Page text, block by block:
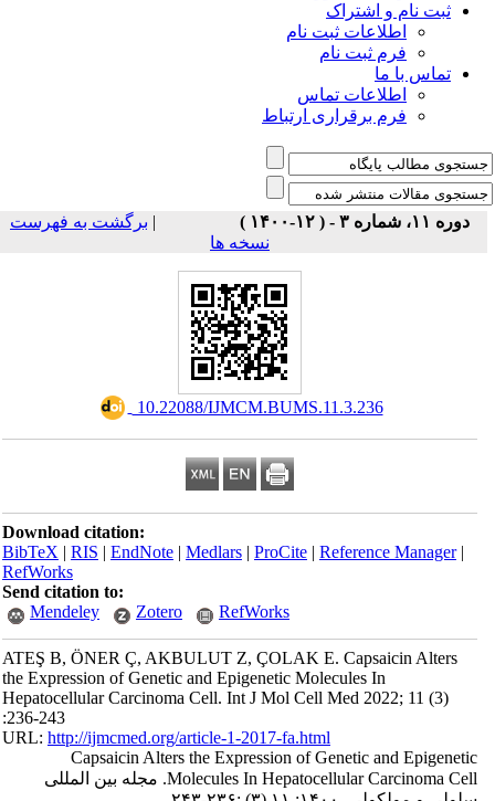
ثبت نام و اشتراک
اطلاعات ثبت نام
فرم ثبت نام
تماس با ما
اطلاعات تماس
فرم برقراری ارتباط
دوره ۱۱، شماره ۳ - ( ۱۲-۱۴۰۰ )
برگشت به فهرست
نسخه ها
‎ 10.22088/IJMCM.BUMS.11.3.236
Download citation:
BibTeX|RIS|EndNote|Medlars|ProCite|Reference Manager
RefWorks
Send citation to:
Mendeley
Zotero RefWorks
ATEŞ B, ÖNER Ç, AKBULUT Z, ÇOLAK E. Capsaicin Alters
the Expression of Genetic and Epigenetic Molecules In
Hepatocellular Carcinoma Cell. Int J Mol Cell Med 2022; 11 (3)
:236-243
URL:http://ijmcmed.org/article-1-2017-fa.html
Capsaicin Alters the Expression of Genetic and Epigenetic
Molecules In Hepatocellular Carcinoma Cell. مجله بین المللی